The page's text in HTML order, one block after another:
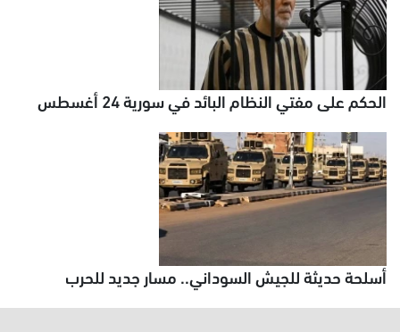
الحكم على مفتي النظام البائد في سورية 24 أغسطس
أسلحة حديثة للجيش السوداني.. مسار جديد للحرب